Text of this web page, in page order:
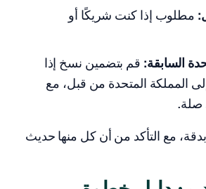
مطلوب إذا كنت شريكًا أو
السابقة: قم بتضمين نسخ إذا
المملكة المتحدة من قبل، مع
صلة.
مع التأكد من أن كل منها حديث